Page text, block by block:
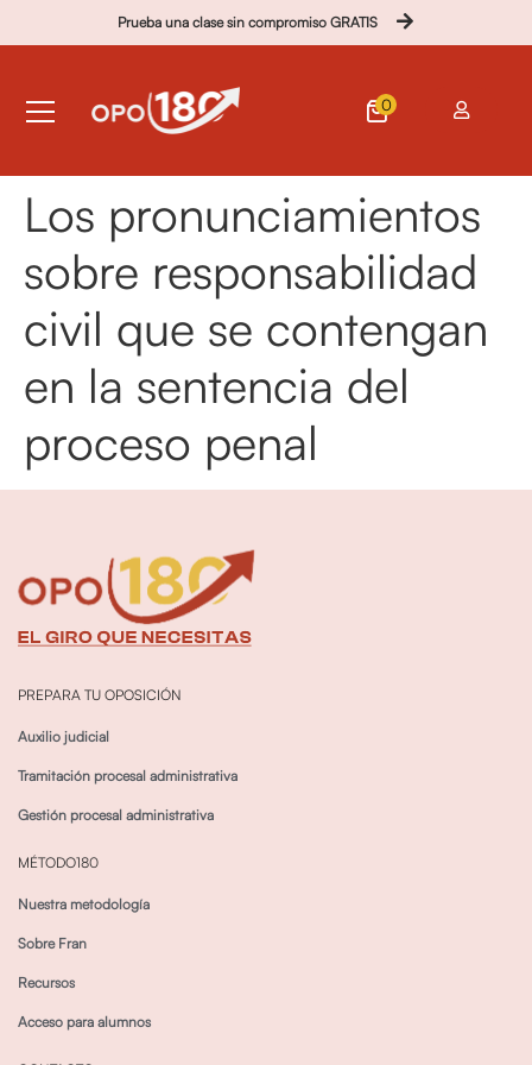
Prueba una clase sin compromiso GRATIS
0
Los pronunciamientos
sobre responsabilidad
civil que se contengan
en la sentencia del
proceso penal
PREPARA TU OPOSICIÓN
Auxilio judicial
Tramitación procesal administrativa
Gestión procesal administrativa
MÉTODO180
Nuestra metodología
Sobre Fran
Recursos
Acceso para alumnos